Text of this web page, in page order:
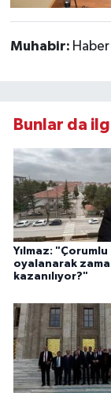
Muhabir:
Bunlar da
Yılmaz: "Çorumlu
oyalanarak
kazanılıyor?"